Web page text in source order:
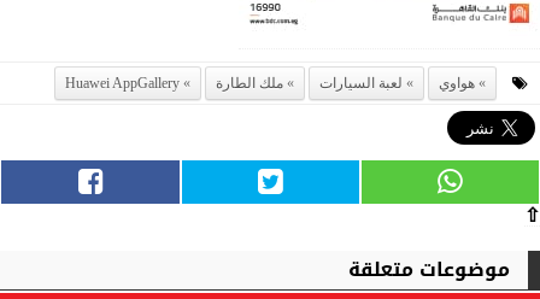
هواوي لعبة السيارات ملك الطارة Huawei AppGallery
⇧
موضوعات متعلقة